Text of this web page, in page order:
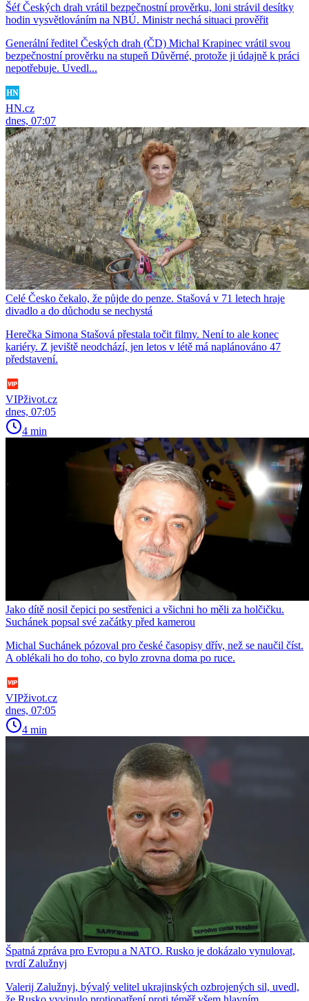
Šéf Českých drah vrátil bezpečnostní prověrku, loni strávil desítky
hodin vysvětlováním na NBÚ. Ministr nechá situaci prověřit
Generální ředitel Českých drah (ČD) Michal Krapinec vrátil svou
bezpečnostní prověrku na stupeň Důvěrné, protože ji údajně k práci
nepotřebuje. Uvedl...
HN.cz
dnes, 07:07
Celé Česko čekalo, že půjde do penze. Stašová v 71 letech hraje
divadlo a do důchodu se nechystá
Herečka Simona Stašová přestala točit filmy. Není to ale konec
kariéry. Z jeviště neodchází, jen letos v létě má naplánováno 47
představení.
VIPživot.cz
dnes, 07:05
4 min
Jako dítě nosil čepici po sestřenici a všichni ho měli za holčičku.
Suchánek popsal své začátky před kamerou
Michal Suchánek pózoval pro české časopisy dřív, než se naučil číst.
A oblékali ho do toho, co bylo zrovna doma po ruce.
VIPživot.cz
dnes, 07:05
4 min
Špatná zpráva pro Evropu a NATO. Rusko je dokázalo vynulovat,
tvrdí Zalužnyj
Valerij Zalužnyj, bývalý velitel ukrajinských ozbrojených sil, uvedl,